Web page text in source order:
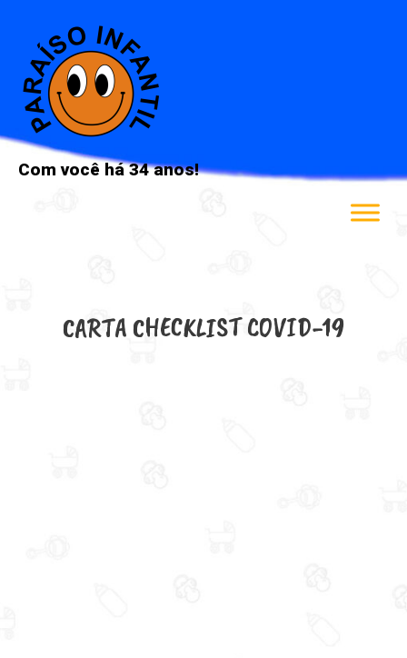
conteúdo
Com você há 34 anos!
CARTA CHECKLIST COVID-19